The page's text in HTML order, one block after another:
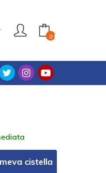
0
cistella